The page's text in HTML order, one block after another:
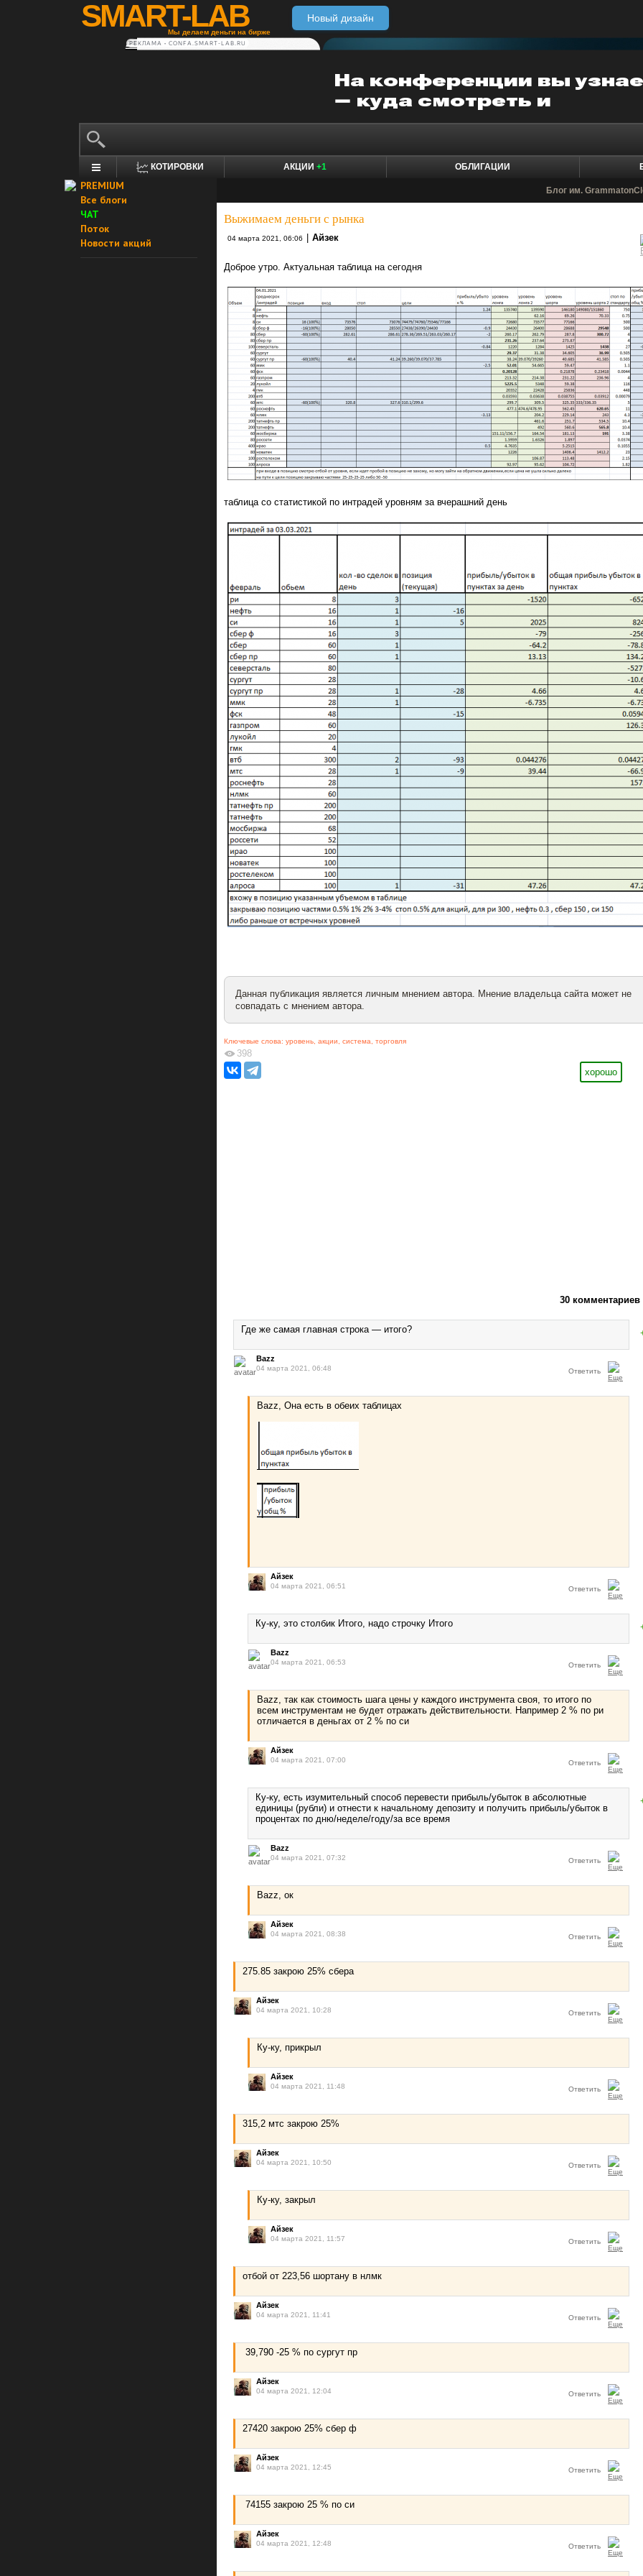
SMART-LAB
Мы делаем деньги на бирже
Новый дизайн
РЕКЛАМА • CONFA.SMART-LAB.RU
КОТИРОВКИ АКЦИИ +1 ОБЛИГАЦИИ
PREMIUM
Все блоги
ЧАТ
Поток
Новости акций
Блог им.
Выжимаем деньги с рынка
04 марта 2021, 06:06 Айзек
Доброе утро. Актуальная таблица на сегодня
таблица со статистикой по интрадей уровням за вчерашний день
Данная публикация является личным мнением автора. Мнение владельца сайта может не
совпадать с мнением автора.
Ключевые слова: уровень, акции, система, торговля
398
хорошо
30 комментариев
Где же самая главная строка — итого?
Bazz
04 марта 2021, 06:48 Ответить
Bazz, Она есть в обеих таблицах
Айзек
04 марта 2021, 06:51 Ответить
Ку-ку, это столбик Итого, надо строчку Итого
Bazz
04 марта 2021, 06:53 Ответить
Bazz, так как стоимость шага цены у каждого инструмента своя, то итого по
всем инструментам не будет отражать действительности. Например 2 % по ри
отличается в деньгах от 2 % по си
Айзек
04 марта 2021, 07:00 Ответить
Ку-ку, есть изумительный способ перевести прибыль/убыток в абсолютные
единицы (рубли) и отнести к начальному депозиту и получить прибыль/убыток в
процентах по дню/неделе/году/за все время
Bazz
04 марта 2021, 07:32 Ответить
Bazz, ок
Айзек
04 марта 2021, 08:38 Ответить
275.85 закрою 25% сбера
Айзек
04 марта 2021, 10:28 Ответить
Ку-ку, прикрыл
Айзек
04 марта 2021, 11:48 Ответить
315,2 мтс закрою 25%
Айзек
04 марта 2021, 10:50 Ответить
Ку-ку, закрыл
Айзек
04 марта 2021, 11:57 Ответить
отбой от 223,56 шортану в нлмк
Айзек
04 марта 2021, 11:41 Ответить
39,790 -25 % по сургут пр
Айзек
04 марта 2021, 12:04 Ответить
27420 закрою 25% сбер ф
Айзек
04 марта 2021, 12:45 Ответить
74155 закрою 25 % по си
Айзек
04 марта 2021, 12:48 Ответить